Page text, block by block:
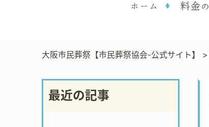
ホーム 料金
大阪市民葬祭【市民葬祭協会-公式サイト】 >
最近の記事